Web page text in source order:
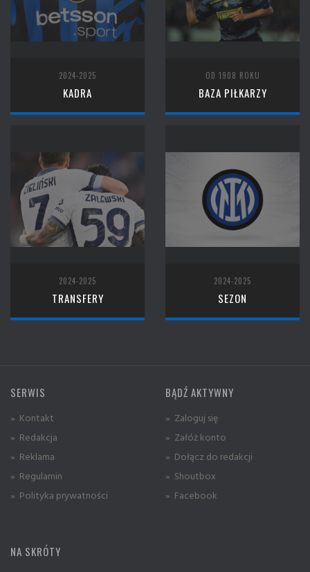
2024-2025
KADRA
OD 1908 ROKU
BAZA PIŁKARZY
2024-2025
TRANSFERY
2024-2025
SEZON
SERWIS
» Kontakt
» Redakcja
» Reklama
» Regulamin
» Polityka prywatności
BĄDŹ AKTYWNY
» Zaloguj się
» Załóż konto
» Dołącz do redakcji
» Shoutbox
» Facebook
NA SKRÓTY